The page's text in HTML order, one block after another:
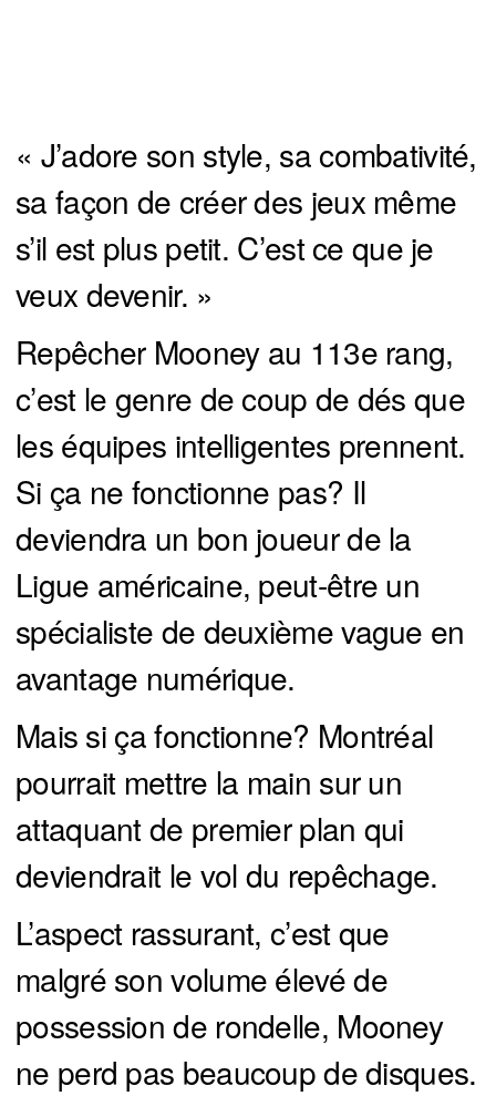
« J’adore son style, sa combativité,
sa façon de créer des jeux même
s’il est plus petit. C’est ce que je
veux devenir. »
Repêcher Mooney au 113e rang,
c’est le genre de coup de dés que
les équipes intelligentes prennent.
Si ça ne fonctionne pas? Il
deviendra un bon joueur de la
Ligue américaine, peut-être un
spécialiste de deuxième vague en
avantage numérique.
Mais si ça fonctionne? Montréal
pourrait mettre la main sur un
attaquant de premier plan qui
deviendrait le vol du repêchage.
L’aspect rassurant, c’est que
malgré son volume élevé de
possession de rondelle, Mooney
ne perd pas beaucoup de disques.